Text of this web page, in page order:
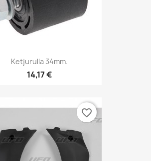
Ketjurulla 34mm.
14,17 €
favorite_border